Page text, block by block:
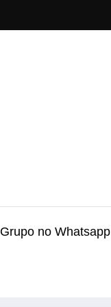
Grupo no Whatsapp